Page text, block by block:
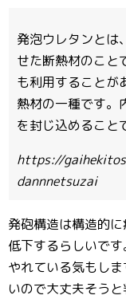
発泡ウレタンとは
せた断熱材のこと
も利用することが
熱材の一種です。
を封じ込めること
https://
dannnetsuzai
発砲構造は構造的
低下するらしいで
やれている気もし
いので大丈夫そうと